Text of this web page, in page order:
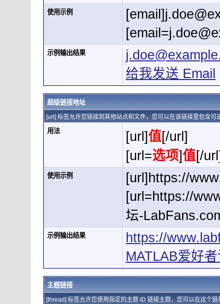
使用示例 [email]
[
示例输出结果
给我发送 Email
超级链接地址
[url] 标签允许您链接到其他站点和文件，您可以在该链接里包含可
用法 [url]值[/url]
[url=选项]值[/
使用示例
[url]https://
[url=https://
坛-
示例输出结果
https://
MATLAB爱好
主题链接
[thread] 标签允许您使用指定的主题 ID 链接主题，您可以在这个